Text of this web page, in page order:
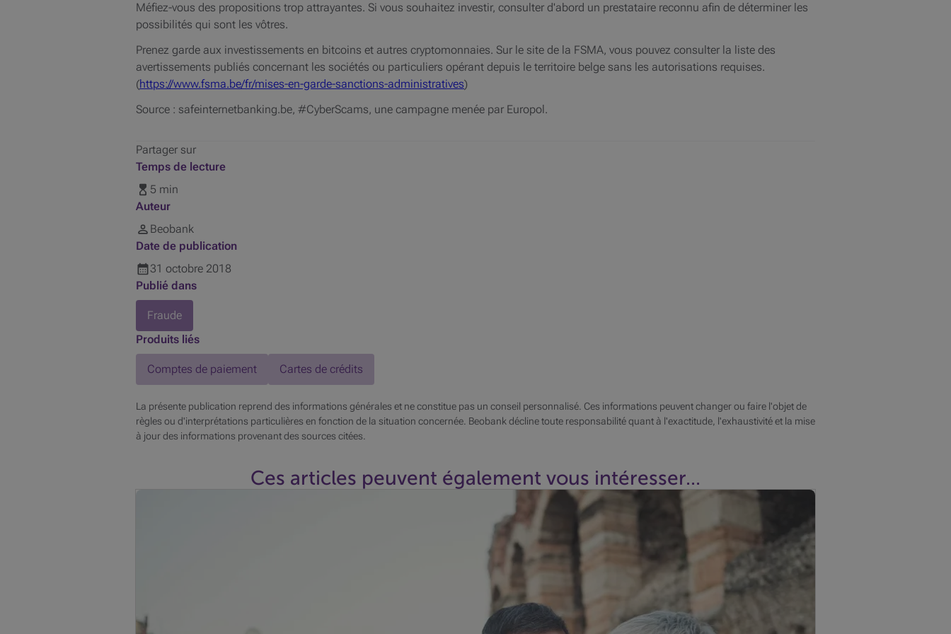
Méfiez-vous des propositions trop attrayantes. Si vous souhaitez investir, consulter d'abord un prestataire reconnu afin de déterminer les
possibilités qui sont les vôtres.
Prenez garde aux investissements en bitcoins et autres cryptomonnaies. Sur le site de la FSMA, vous pouvez consulter la liste des
avertissements publiés concernant les sociétés ou particuliers opérant depuis le territoire belge sans les autorisations requises.
(https://www.fsma.be/fr/mises-en-garde-sanctions-administratives)
Source : safeinternetbanking.be, #CyberScams, une campagne menée par Europol.
Partager sur
Temps de lecture
5 min
Auteur
Beobank
Date de publication
31 octobre 2018
Publié dans
Fraude
Produits liés
Comptes de paiement Cartes de crédits
La présente publication reprend des informations générales et ne constitue pas un conseil personnalisé. Ces informations peuvent changer ou faire l'objet de
règles ou d'interprétations particulières en fonction de la situation concernée. Beobank décline toute responsabilité quant à l'exactitude, l'exhaustivité et la mise
à jour des informations provenant des sources citées.
Ces articles peuvent également vous intéresser...
Enfin les vacances : le farniente, le dépaysement et la vie au jour le jour. Une insouciance qui fait le bonheur des fraudeurs. Voici